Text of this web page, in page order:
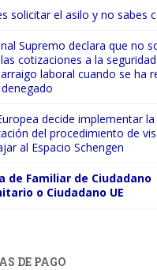
solicitar el asilo y no sabes
Supremo declara que no
cotizaciones a la
laboral cuando se ha
decide implementar la
del procedimiento de
al Espacio Schengen
de Familiar de Ciudadano
o Ciudadano UE
DE PAGO